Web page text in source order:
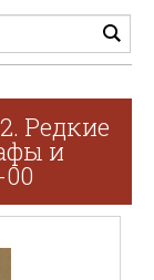
Редкие
и